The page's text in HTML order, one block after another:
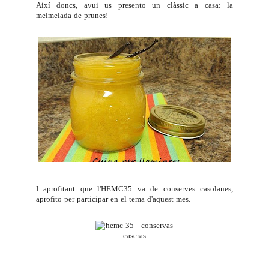
Així doncs, avui us presento un clàssic a casa: la
melmelada de prunes!
I aprofitant que l'HEMC35 va de conserves casolanes,
aprofito per participar en el tema d'aquest mes.